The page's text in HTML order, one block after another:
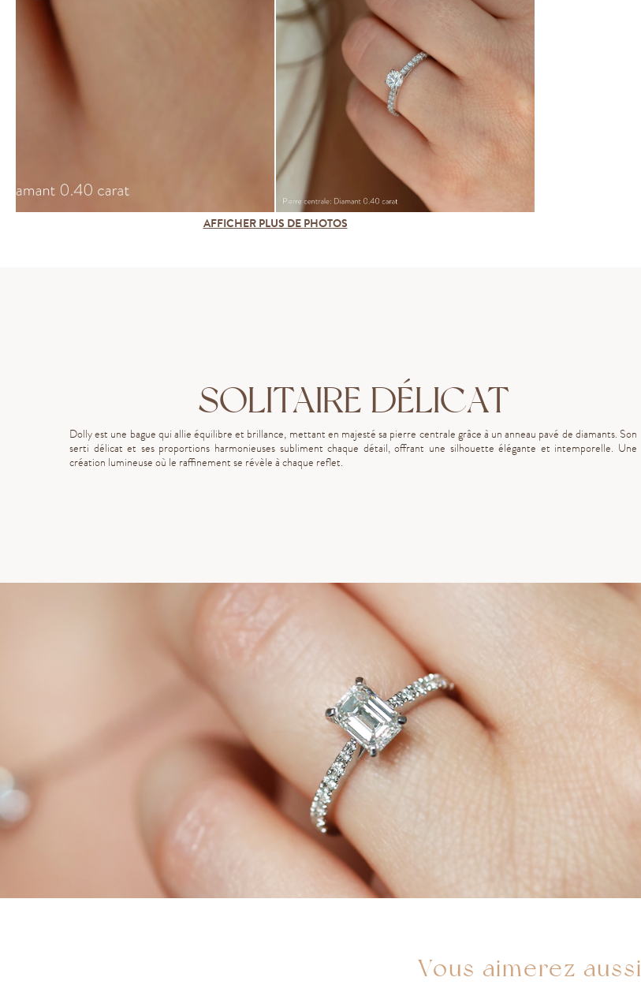
AFFICHER PLUS DE PHOTOS
SOLITAIRE DÉLICAT
Dolly est une bague qui allie équilibre et brillance, mettant en majesté sa pierre centrale grâce à un anneau pavé de diamants. Son
serti délicat et ses proportions harmonieuses subliment chaque détail, offrant une silhouette élégante et intemporelle. Une
création lumineuse où le raffinement se révèle à chaque reflet.
Vous aimerez aussi